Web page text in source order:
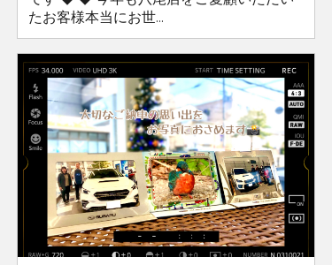
たお客様本当にお世...